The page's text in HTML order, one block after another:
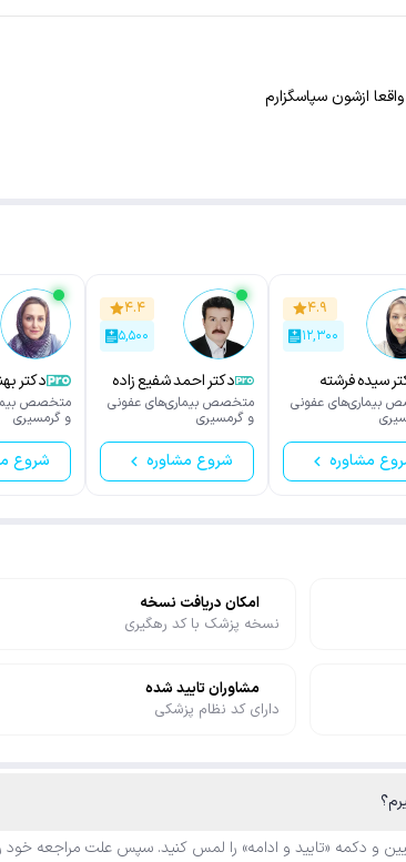
ازشون سپاسگزارم
۴.۹
۱۲,۳۰۰
سیده فرشته
امیری
بیماری‌های عفونی
مشاوره
۴.۴
۵,۵۰۰
دکتر احمد شفیع زاده
ارجمندی
متخصص بیماری‌های عفونی
و گرمسیری
شروع مشاوره
دکتر
متخصص
و گرمسیری
شروع
امکان دریافت نسخه
نسخه پزشک با کد رهگیری
مشاوران تایید شده
دارای کد نظام پزشکی
و دکمه «تایید و ادامه» را لمس کنید. سپس علت مراجعه خود